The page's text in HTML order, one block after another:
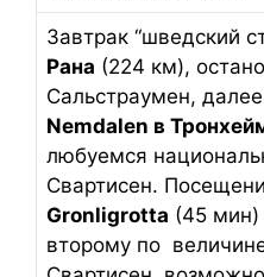
Завтрак “шведский
Рана (224 км),
Сальстраумен,
Nemdalen в
любуемся
Свартисен.
Gronligrotta (45 мин)
второму по